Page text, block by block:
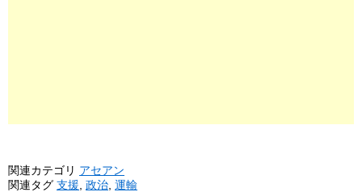
関連カテゴリ アセアン
関連タグ 支援 政治 運輸